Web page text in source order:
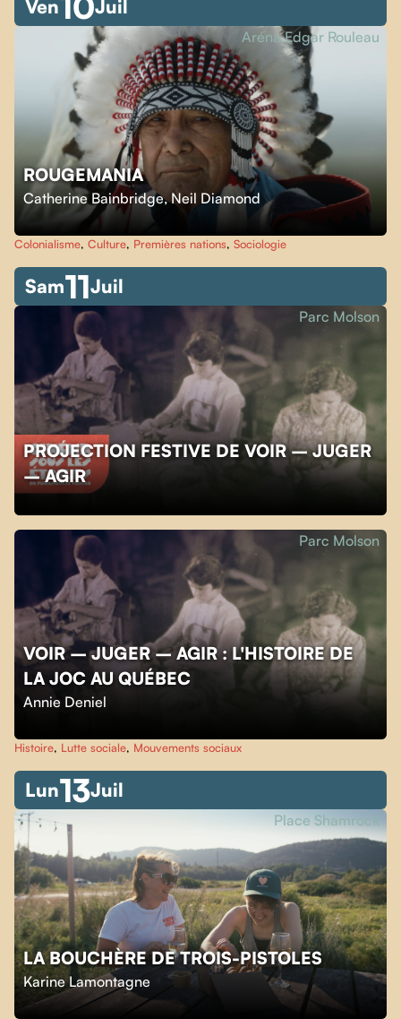
Ven Juil
ROUGEMANIA
Catherine Bainbridge,Neil Diamond
Aréna Edgar Rouleau
Colonialisme, Culture, Premières nations, Sociologie
Sam11Juil
PROJECTION FESTIVE DE VOIR – JUGER
– AGIR
Parc Molson
VOIR – JUGER – AGIR : L'HISTOIRE DE
LA JOC AU QUÉBEC
Annie Deniel
Parc Molson
Histoire, Lutte sociale, Mouvements sociaux
Lun13Juil
LA BOUCHÈRE DE TROIS-PISTOLES
Karine Lamontagne
Place Shamrock